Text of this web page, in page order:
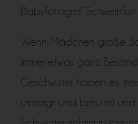
Babyfotograf Schweinfurt
Wenn Mädchen große
immer etwas ganz
Geschwister haben es
umsorgt und behütet